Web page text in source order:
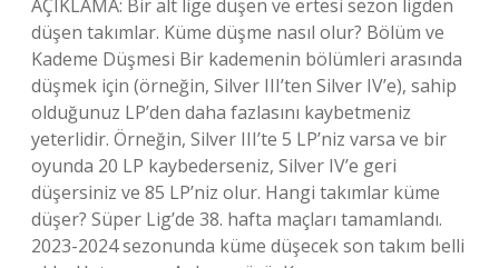
AÇIKLAMA: Bir alt lige düşen ve ertesi sezon ligden
düşen takımlar. Küme düşme nasıl olur? Bölüm ve
Kademe Düşmesi Bir kademenin bölümleri arasında
düşmek için (örneğin, Silver III’ten Silver IV’e), sahip
olduğunuz LP’den daha fazlasını kaybetmeniz
yeterlidir. Örneğin, Silver III’te 5 LP’niz varsa ve bir
oyunda 20 LP kaybederseniz, Silver IV’e geri
düşersiniz ve 85 LP’niz olur. Hangi takımlar küme
düşer? Süper Lig’de 38. hafta maçları tamamlandı.
2023-2024 sezonunda küme düşecek son takım belli